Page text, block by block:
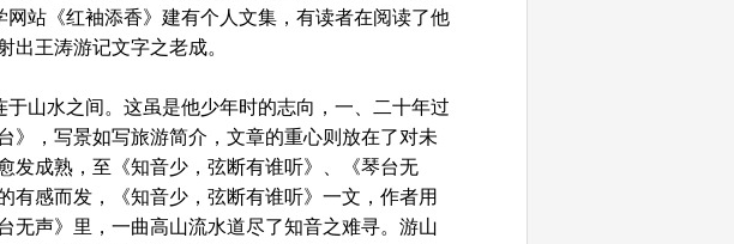
站《红袖添香》建有个人文集，有读者在阅读了他
出王涛游记文字之老成。
山水之间。这虽是他少年时的志向，一、二十年过
》，写景如写旅游简介，文章的重心则放在了对未
发成熟，至《知音少，弦断有谁听》、《琴台无
有感而发，《知音少，弦断有谁听》一文，作者用
无声》里，一曲高山流水道尽了知音之难寻。游山